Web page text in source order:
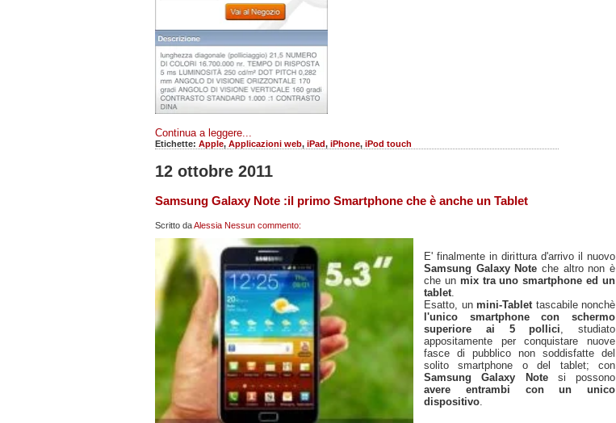
Continua a leggere...
Etichette: Apple, Applicazioni web, iPad, iPhone, iPod touch
12 ottobre 2011
Samsung Galaxy Note :il primo Smartphone che è anche un Tablet
Scritto daAlessia Nessun commento:
E' finalmente in dirittura d'arrivo il nuovo
Samsung Galaxy Note che altro non è
che un mix tra uno smartphone ed un
tablet
Esatto, un mini-Tablet tascabile nonchè
l'unico smartphone con schermo
superiore ai 5 pollici , studiato
appositamente per conquistare nuove
fasce di pubblico non soddisfatte del
solito smartphone o del tablet; con
Samsung Galaxy Note si possono
avere entrambi con un unico
dispositivo